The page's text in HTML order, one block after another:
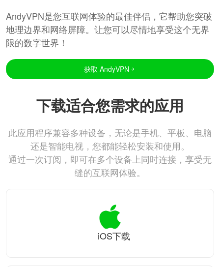
AndyVPN是您互联网体验的最佳伴侣，它帮助您突破
地理边界和网络屏障。让您可以尽情地享受这个无界
限的数字世界！
获取 AndyVPN
下载适合您需求的应用
此应用程序兼容多种设备，无论是手机、平板、电脑
还是智能电视，您都能轻松安装和使用。
通过一次订阅，即可在多个设备上同时连接，享受无
缝的互联网体验。
iOS下载